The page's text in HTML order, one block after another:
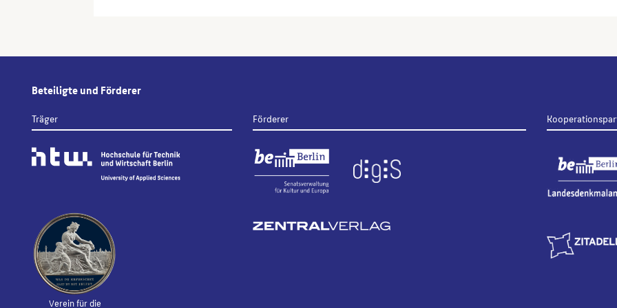
Beteiligte und Förderer
Träger
Verein für die
Förderer